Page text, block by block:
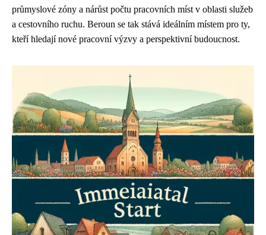
průmyslové zóny a nárůst počtu pracovních míst v oblasti služeb
a cestovního ruchu. Beroun se tak stává ideálním místem pro ty,
kteří hledají nové pracovní výzvy a perspektivní budoucnost.